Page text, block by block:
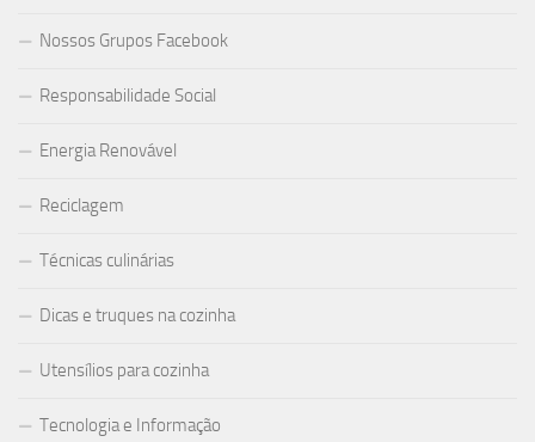
Nossos Grupos Facebook
Responsabilidade Social
Energia Renovável
Reciclagem
Técnicas culinárias
Dicas e truques na cozinha
Utensílios para cozinha
Tecnologia e Informação